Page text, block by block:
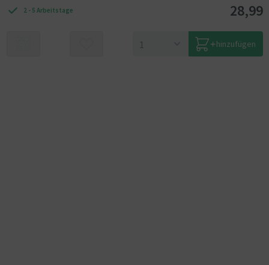
2 - 5 Arbeitstage 28,99
hinzufügen